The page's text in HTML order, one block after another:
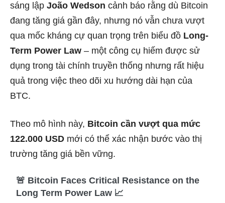
sáng lập João Wedson cảnh báo rằng dù Bitcoin
đang tăng giá gần đây, nhưng nó vẫn chưa vượt
qua mốc kháng cự quan trọng trên biểu đồ Long-
Term Power Law – một công cụ hiếm được sử
dụng trong tài chính truyền thống nhưng rất hiệu
quả trong việc theo dõi xu hướng dài hạn của
BTC.
Theo mô hình này, Bitcoin cần vượt qua mức
122.000 USD mới có thể xác nhận bước vào thị
trường tăng giá bền vững.
🚨 Bitcoin Faces Critical Resistance on the
Long Term Power Law 📈